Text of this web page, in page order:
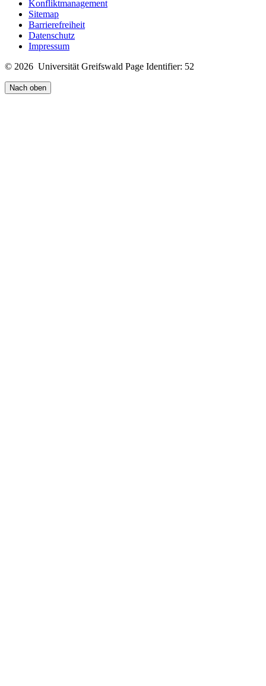
Konfliktmanagement
Sitemap
Barrierefreiheit
Datenschutz
Impressum
© 2026 Universität Greifswald Page Identifier: 52
Nach oben